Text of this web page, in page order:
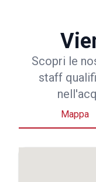
Scopri le
staff
Mappa